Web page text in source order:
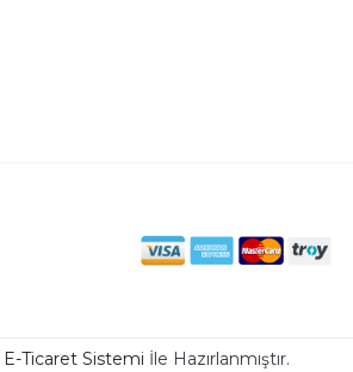
E-Ticaret Sistemi İle Hazırlanmıştır.